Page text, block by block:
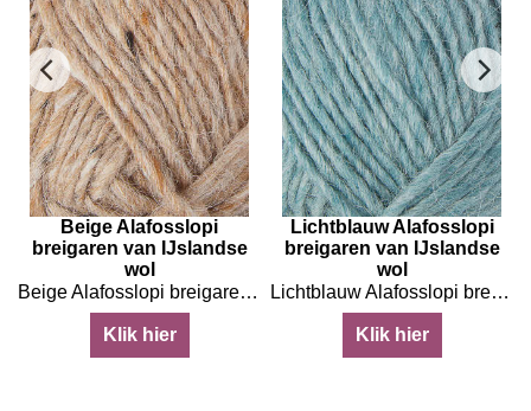
Beige Alafosslopi
breigaren van IJslandse
wol
Beige Alafosslopi breigaren van IJslandse wol
Klik hier
Lichtblauw Alafosslopi
breigaren van IJslandse
wol
Lichtblauw Alafosslopi breigaren van IJslandse wol
Klik hier